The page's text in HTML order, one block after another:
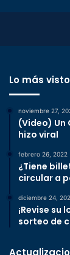
Lo más visto
noviembre 27,
(Video) Un
hizo viral
febrero 26, 2022
¿Tiene
circular a
diciembre 24,
¡Revise
sorteo de